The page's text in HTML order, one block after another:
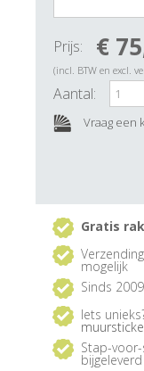
Prijs: €
(incl. BTW en excl.
Aantal:
Vraag een
Gratis
mogelijk
Sinds
Iets
Stap-
bijgeleverd